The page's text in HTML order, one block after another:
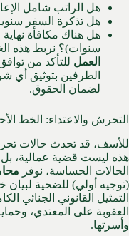
هل الراتب شامل
هل تذكرة السفر
سنوات)؟ نربط هذه
العمل للتأكد من
الطرفين بتوثيق
لضمان الحقوق.
التحرش والاعتداء: الخط
للأسف، قد تحدث حالات
هذه ليست قضية عمالية، بل
الحالات الحساسة، نوفر
(توجيه أولي) للضحية لبيان
التمثيل القانوني الجنائي
العقوبة على المعتدي،
وأسرتها.